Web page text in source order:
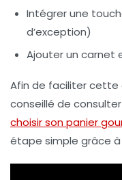
Intégrer une
d’exception)
Ajouter un carnet
Afin de faciliter cette
conseillé de
choisir son panier
étape simple grâce